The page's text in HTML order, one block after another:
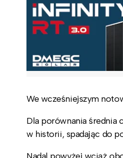
We wcześniejszym
Dla porównania średnia
w historii, spadając do
Nadal powyżej wciąż